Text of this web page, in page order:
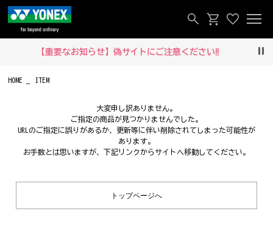
【重要なお知らせ】偽サイトにご注意ください‼
HOME ITEM
大変申し訳ありません。
ご指定の商品が見つかりませんでした。
URLのご指定に誤りがあるか、更新等に伴い削除されてしまった可能性が
あります。
お手数とは思いますが、下記リンクからサイトへ移動してください。
トップページへ